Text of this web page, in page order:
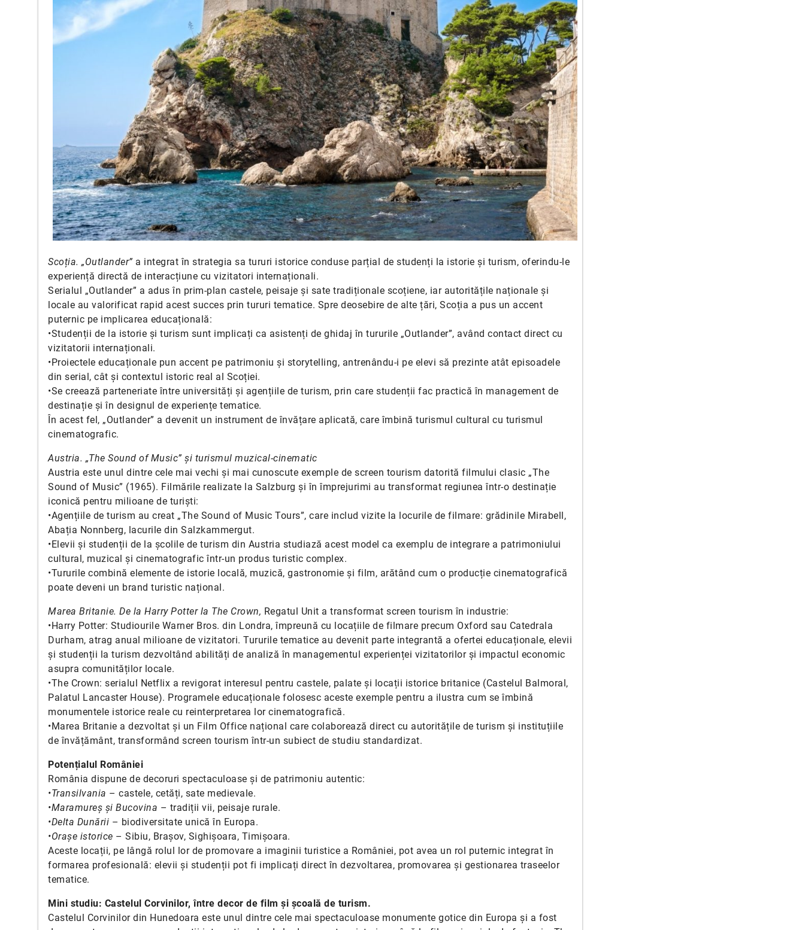
Scoția. „Outlander” a integrat în strategia sa tururi istorice conduse parțial de studenți la istorie și turism, oferindu-le
experiență directă de interacțiune cu vizitatori internaționali.
Serialul „Outlander” a adus în prim-plan castele, peisaje și sate tradiționale scoțiene, iar autoritățile naționale și
locale au valorificat rapid acest succes prin tururi tematice. Spre deosebire de alte țări, Scoția a pus un accent
puternic pe implicarea educațională:
•Studenții de la istorie și turism sunt implicați ca asistenți de ghidaj în tururile „Outlander”, având contact direct cu
vizitatorii internaționali.
•Proiectele educaționale pun accent pe patrimoniu și storytelling, antrenându-i pe elevi să prezinte atât episoadele
din serial, cât și contextul istoric real al Scoției.
•Se creează parteneriate între universități și agențiile de turism, prin care studenții fac practică în management de
destinație și în designul de experiențe tematice.
În acest fel, „Outlander” a devenit un instrument de învățare aplicată, care îmbină turismul cultural cu turismul
cinematografic.
Austria. „The Sound of Music” și turismul muzical-cinematic
Austria este unul dintre cele mai vechi și mai cunoscute exemple de screen tourism datorită filmului clasic „The
Sound of Music” (1965). Filmările realizate la Salzburg și în împrejurimi au transformat regiunea într-o destinație
iconică pentru milioane de turiști:
•Agențiile de turism au creat „The Sound of Music Tours”, care includ vizite la locurile de filmare: grădinile Mirabell,
Abația Nonnberg, lacurile din Salzkammergut.
•Elevii și studenții de la școlile de turism din Austria studiază acest model ca exemplu de integrare a patrimoniului
cultural, muzical și cinematografic într-un produs turistic complex.
•Tururile combină elemente de istorie locală, muzică, gastronomie și film, arătând cum o producție cinematografică
poate deveni un brand turistic național.
Marea Britanie. De la Harry Potter la The Crown, Regatul Unit a transformat screen tourism în industrie:
•Harry Potter: Studiourile Warner Bros. din Londra, împreună cu locațiile de filmare precum Oxford sau Catedrala
Durham, atrag anual milioane de vizitatori. Tururile tematice au devenit parte integrantă a ofertei educaționale, elevii
și studenții la turism dezvoltând abilități de analiză în managementul experienței vizitatorilor și impactul economic
asupra comunităților locale.
•The Crown: serialul Netflix a revigorat interesul pentru castele, palate și locații istorice britanice (Castelul Balmoral,
Palatul Lancaster House). Programele educaționale folosesc aceste exemple pentru a ilustra cum se îmbină
monumentele istorice reale cu reinterpretarea lor cinematografică.
•Marea Britanie a dezvoltat și un Film Office național care colaborează direct cu autoritățile de turism și instituțiile
de învățământ, transformând screen tourism într-un subiect de studiu standardizat.
Potențialul României
România dispune de decoruri spectaculoase și de patrimoniu autentic:
•Transilvania – castele, cetăți, sate medievale.
•Maramureș și Bucovina – tradiții vii, peisaje rurale.
•Delta Dunării – biodiversitate unică în Europa.
•Orașe istorice – Sibiu, Brașov, Sighișoara, Timișoara.
Aceste locații, pe lângă rolul lor de promovare a imaginii turistice a României, pot avea un rol puternic integrat în
formarea profesională: elevii și studenții pot fi implicați direct în dezvoltarea, promovarea și gestionarea traseelor
tematice.
Mini studiu: Castelul Corvinilor, între decor de film și școală de turism.
Castelul Corvinilor din Hunedoara este unul dintre cele mai spectaculoase monumente gotice din Europa și a fost